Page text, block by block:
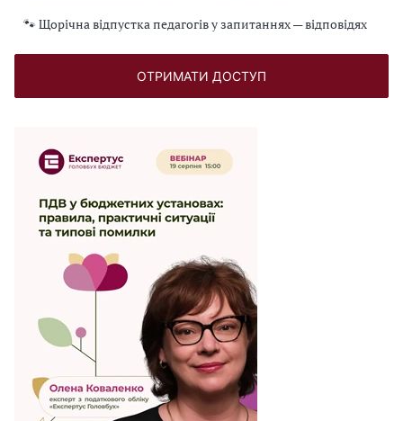
🐾 Щорічна відпустка педагогів у запитаннях — відповідях
ОТРИМАТИ ДОСТУП